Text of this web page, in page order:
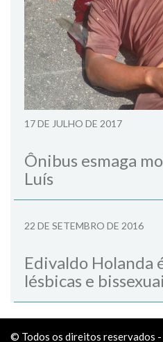
17 DE JULHO DE 2017
Ônibus esmaga
Luís
22 DE SETEMBRO DE 2016
Edivaldo Holanda
lésbicas e
© Todos os direitos reservados